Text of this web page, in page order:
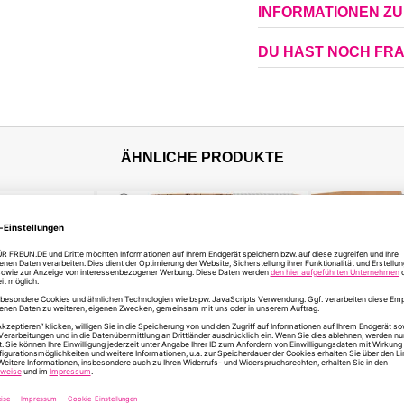
INFORMATIONEN
DU HAST NOCH
ÄHNLICHE PRODUKTE